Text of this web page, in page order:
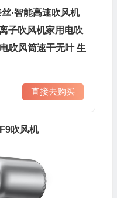
·智能高速吹风机
子吹风机家用电吹
吹风筒速干无叶 生
直接去购买
吹风机